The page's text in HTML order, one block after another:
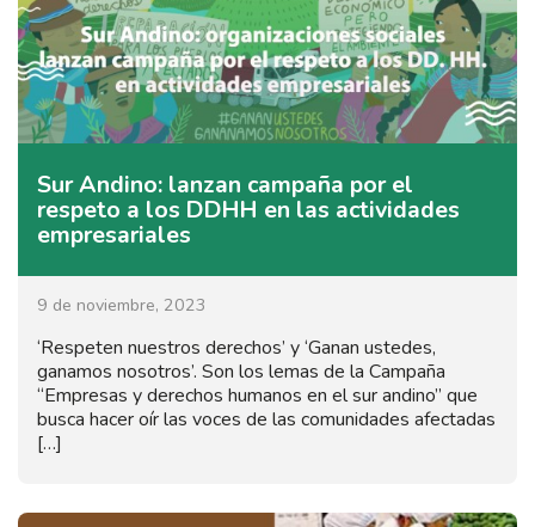
Sur Andino: lanzan campaña por el
respeto a los DDHH en las actividades
empresariales
9 de noviembre, 2023
‘Respeten nuestros derechos’ y ‘Ganan ustedes,
ganamos nosotros’. Son los lemas de la Campaña
“Empresas y derechos humanos en el sur andino” que
busca hacer oír las voces de las comunidades afectadas
[…]